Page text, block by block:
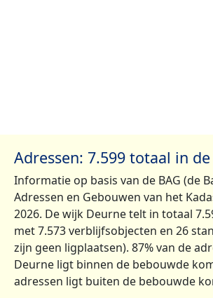
Adressen: 7.599 totaal in
Informatie op basis van de BAG (de
Adressen en Gebouwen van het
2026. De wijk Deurne telt in totaal
met 7.573 verblijfsobjecten en 26
zijn geen ligplaatsen). 87% van de
Deurne ligt binnen de bebouwde
adressen ligt buiten de bebouwde